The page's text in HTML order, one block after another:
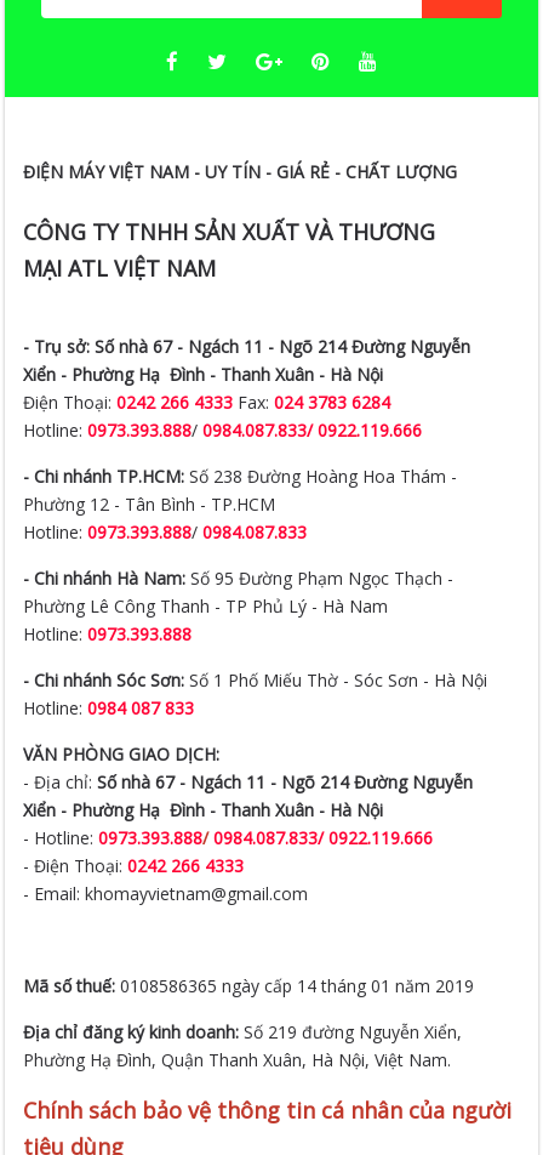
ĐIỆN MÁY VIỆT NAM - UY TÍN - GIÁ RẺ - CHẤT LƯỢNG
CÔNG TY TNHH SẢN XUẤT VÀ THƯƠNG
MẠI ATL VIỆT NAM
- Trụ sở: Số nhà 67 - Ngách 11 - Ngõ 214 Đường Nguyễn
Xiển - Phường Hạ Đình - Thanh Xuân - Hà Nội
Điện Thoại:0242 266 4333 Fax:024 3783 6284
Hotline:0973.393.888/0984.087.833/ 0922.119.666
- Chi nhánh TP.HCM: Số 238 Đường Hoàng Hoa Thám -
Phường 12 - Tân Bình - TP.HCM
Hotline:0973.393.888/0984.087.833
- Chi nhánh Hà Nam: Số 95 Đường Phạm Ngọc Thạch -
Phường Lê Công Thanh - TP Phủ Lý - Hà Nam
Hotline:0973.393.888
- Chi nhánh Sóc Sơn: Số 1 Phố Miếu Thờ - Sóc Sơn - Hà Nội
Hotline:0984 087 833
VĂN PHÒNG GIAO DỊCH:
- Địa chỉ:Số nhà 67 - Ngách 11 - Ngõ 214 Đường Nguyễn
Xiển - Phường Hạ Đình - Thanh Xuân - Hà Nội
- Hotline:0973.393.888/ 0984.087.833/ 0922.119.666
- Điện Thoại:0242 266 4333
- Email: khomayvietnam@gmail.com
Mã số thuế:0108586365 ngày cấp 14 tháng 01 năm 2019
Địa chỉ đăng ký kinh doanh:Số 219 đường Nguyễn Xiển,
Phường Hạ Đình, Quận Thanh Xuân, Hà Nội, Việt Nam.
Chính sách bảo vệ thông tin cá nhân của người
tiêu dùng